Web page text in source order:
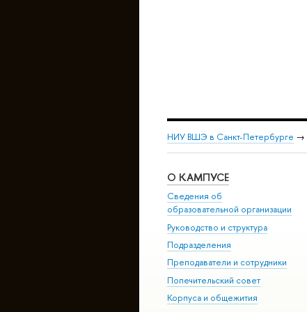
НИУ ВШЭ в Санкт-Петербурге →
О КАМПУСЕ
Сведения об
образовательной организации
Руководство и структура
Подразделения
Преподаватели и сотрудники
Попечительский совет
Корпуса и общежития